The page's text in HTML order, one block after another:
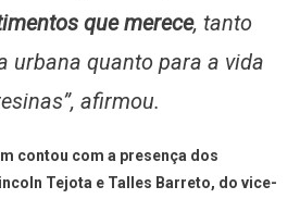
que merece, tanto
urbana quanto para a vida
afirmou.
contou com a presença dos
Tejota e Talles Barreto, do vice-